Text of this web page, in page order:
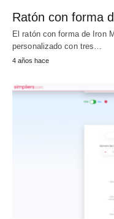
Ratón con forma
El ratón con forma de Iron
personalizado con tres…
4 años hace